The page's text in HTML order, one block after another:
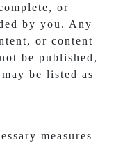
or
by you. Any
or content
be published,
be listed as
measures